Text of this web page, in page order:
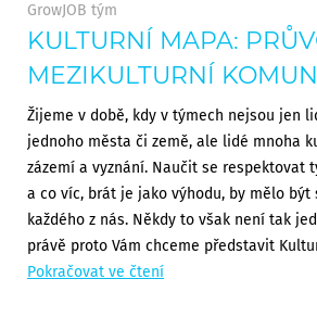
GrowJOB tým
KULTURNÍ MAPA:
MEZIKULTURNÍ
Žijeme v době, kdy v týmech nejsou jen
jednoho města či země, ale lidé mnoha
zázemí a vyznání. Naučit se respektovat
a co víc, brát je jako výhodu, by mělo být
každého z nás. Někdy to však není tak
právě proto Vám chceme představit
Pokračovat ve čtení